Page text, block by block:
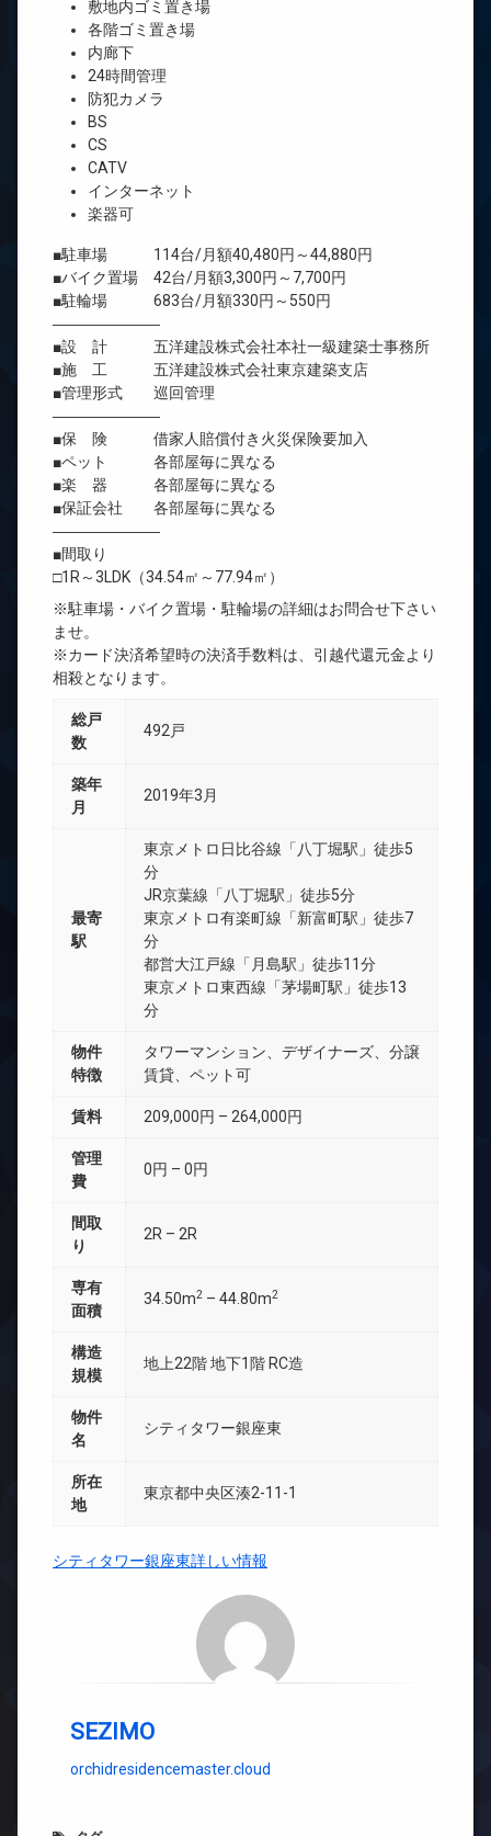
敷地内ゴミ置き場
各階ゴミ置き場
内廊下
24時間管理
防犯カメラ
BS
CS
CATV
インターネット
楽器可
■駐車場 114台/月額40,480円～44,880円
■バイク置場 42台/月額3,300円～7,700円
■駐輪場 683台/月額330円～550円
―――――――
■設 計 五洋建設株式会社本社一級建築士事務所
■施 工 五洋建設株式会社東京建築支店
■管理形式 巡回管理
―――――――
■保 険 借家人賠償付き火災保険要加入
■ペット 各部屋毎に異なる
■楽 器 各部屋毎に異なる
■保証会社 各部屋毎に異なる
―――――――
■間取り
□1R～3LDK（34.54㎡～77.94㎡）
※駐車場・バイク置場・駐輪場の詳細はお問合せ下さい
ませ。
※カード決済希望時の決済手数料は、引越代還元金より
相殺となります。
総戸
数
492戸
築年
月
2019年3月
最寄
駅
東京メトロ日比谷線「八丁堀駅」徒歩5
分
JR京葉線「八丁堀駅」徒歩5分
東京メトロ有楽町線「新富町駅」徒歩7
分
都営大江戸線「月島駅」徒歩11分
東京メトロ東西線「茅場町駅」徒歩13
分
物件
特徴
タワーマンション、デザイナーズ、分譲
賃貸、ペット可
賃料 209,000円 – 264,000円
管理
費
0円 – 0円
間取
り
2R – 2R
専有
面積
34.50m2 – 44.80m2
構造
規模
地上22階 地下1階 RC造
物件
名
シティタワー銀座東
所在
地
東京都中央区湊2-11-1
シティタワー銀座東詳しい情報
SEZIMO
orchidresidencemaster.cloud